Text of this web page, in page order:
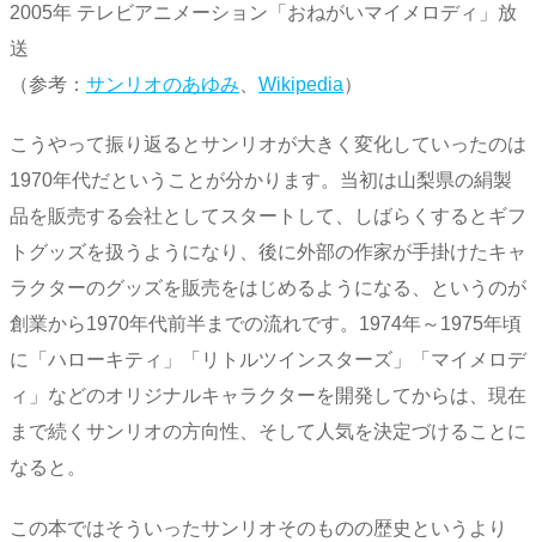
2005年 テレビアニメーション「おねがいマイメロディ」放
送
（参考： サンリオのあゆみ Wikipedia）
こうやって振り返るとサンリオが大きく変化していったのは
1970年代だということが分かります。当初は山梨県の絹製
品を販売する会社としてスタートして、しばらくするとギフ
トグッズを扱うようになり、後に外部の作家が手掛けたキャ
ラクターのグッズを販売をはじめるようになる、というのが
創業から1970年代前半までの流れです。1974年～1975年頃
に「ハローキティ」「リトルツインスターズ」「マイメロデ
ィ」などのオリジナルキャラクターを開発してからは、現在
まで続くサンリオの方向性、そして人気を決定づけることに
なると。
この本ではそういったサンリオそのものの歴史というより